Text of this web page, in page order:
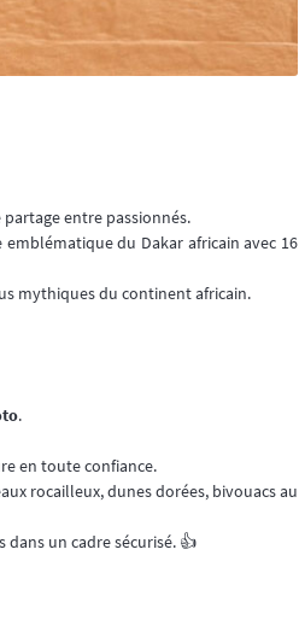
entre passionnés.
emblématique du Dakar africain avec 16
mythiques du continent africain.
.
en toute confiance.
rocailleux, dunes dorées, bivouacs au
un cadre sécurisé. 👍